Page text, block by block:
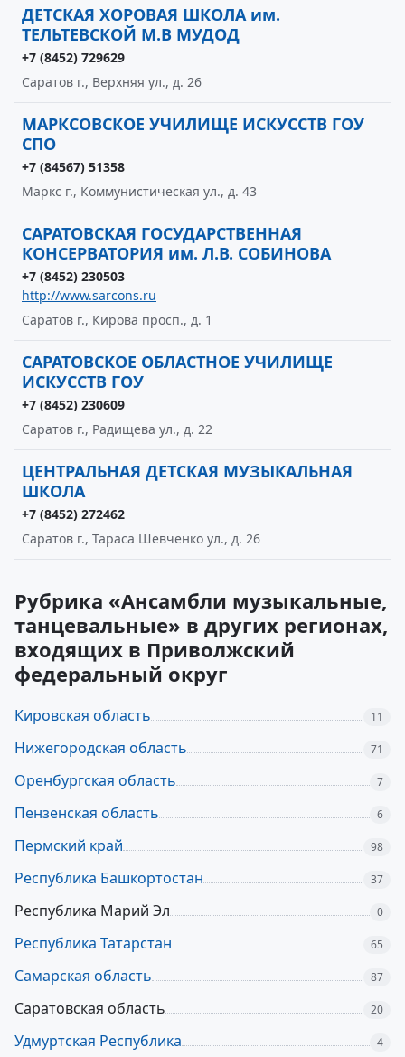
ДЕТСКАЯ ХОРОВАЯ ШКОЛА им.
ТЕЛЬТЕВСКОЙ М.В МУДОД
+7 (8452) 729629
Саратов г., Верхняя ул., д. 26
МАРКСОВСКОЕ УЧИЛИЩЕ ИСКУССТВ ГОУ
СПО
+7 (84567) 51358
Маркс г., Коммунистическая ул., д. 43
САРАТОВСКАЯ ГОСУДАРСТВЕННАЯ
КОНСЕРВАТОРИЯ им. Л.В. СОБИНОВА
+7 (8452) 230503
http://www.sarcons.ru
Саратов г., Кирова просп., д. 1
САРАТОВСКОЕ ОБЛАСТНОЕ УЧИЛИЩЕ
ИСКУССТВ ГОУ
+7 (8452) 230609
Саратов г., Радищева ул., д. 22
ЦЕНТРАЛЬНАЯ ДЕТСКАЯ МУЗЫКАЛЬНАЯ
ШКОЛА
+7 (8452) 272462
Саратов г., Тараса Шевченко ул., д. 26
Рубрика «Ансамбли музыкальные,
танцевальные» в других регионах,
входящих в Приволжский
федеральный округ
Кировская область 11
Нижегородская область 71
Оренбургская область 7
Пензенская область 6
Пермский край 98
Республика Башкортостан 37
Республика Марий Эл 0
Республика Татарстан 65
Самарская область 87
Саратовская область 20
Удмуртская Республика 4